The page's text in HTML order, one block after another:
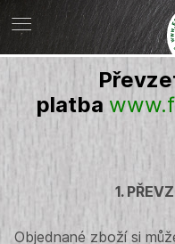
platba
1.
Objednané zboží si